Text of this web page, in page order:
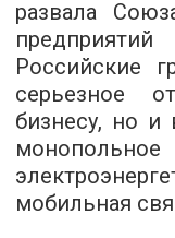
развала
Российские
серьезное
бизнесу, но и
мобильная